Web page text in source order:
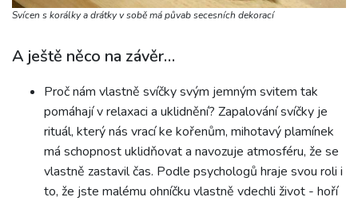
Svícen s korálky a drátky v sobě má půvab secesních dekorací
A ještě něco na závěr…
Proč nám vlastně svíčky svým jemným svitem tak
pomáhají v relaxaci a uklidnění? Zapalování svíčky je
rituál, který nás vrací ke kořenům, mihotavý plamínek
má schopnost uklidňovat a navozuje atmosféru, že se
vlastně zastavil čas. Podle psychologů hraje svou roli i
to, že jste malému ohníčku vlastně vdechli život - hoří